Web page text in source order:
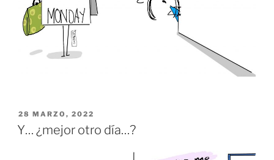
PUBLICADO
EL
28 MARZO, 2022
Y… ¿mejor otro día…?